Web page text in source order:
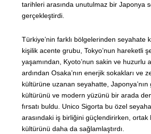
tarihleri arasında unutulmaz bir Japonya
gerçekleştirdi.
Türkiye’nin farklı bölgelerinden seyahate
kişilik acente grubu, Tokyo’nun hareketli
yaşamından, Kyoto’nun sakin ve huzurlu
ardından Osaka’nın enerjik sokakları ve
kültürüne uzanan seyahatte, Japonya’nın
kültürünü ve modern yüzünü bir arada
fırsatı buldu. Unico Sigorta bu özel
arasındaki iş birliğini güçlendirirken, ortak
kültürünü daha da sağlamlaştırdı.